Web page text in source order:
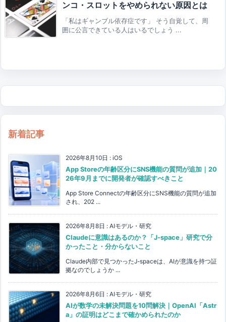
ンコ・スロットをやめられない原因とは
「私はギャンブル依存症です」 そう自覚して、周
囲に公言できている人はいるでしょう ...
新着記事
2026年8月10日 : iOS
App Storeの年齢区分にSNS機能の質問が追加｜20
26年9月までに開発者が確認すべきこと
App Store Connectの年齢区分にSNS機能の質問が追加
され、202 ...
2026年8月8日 : AIモデル・研究
Claudeに意識はあるのか？「J-space」研究で分
かったこと・分からないこと
Claude内部で見つかったJ-spaceは、AIが意識を持つ証
拠なのでしょうか ...
2026年8月6日 : AIモデル・研究
AIが数学の未解決問題を10問解決｜OpenAI「Astr
a」の証明はどこまで確かめられたのか